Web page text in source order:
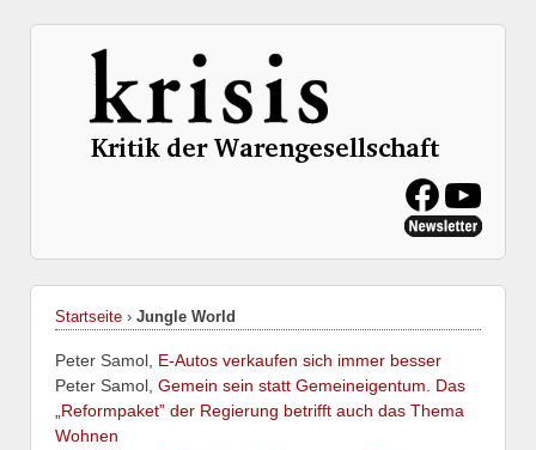
Startseite › Jungle World
Peter Samol, E-Autos verkaufen sich immer besser
Peter Samol, Gemein sein statt Gemeineigentum. Das
„Reformpaket” der Regierung betrifft auch das Thema
Wohnen